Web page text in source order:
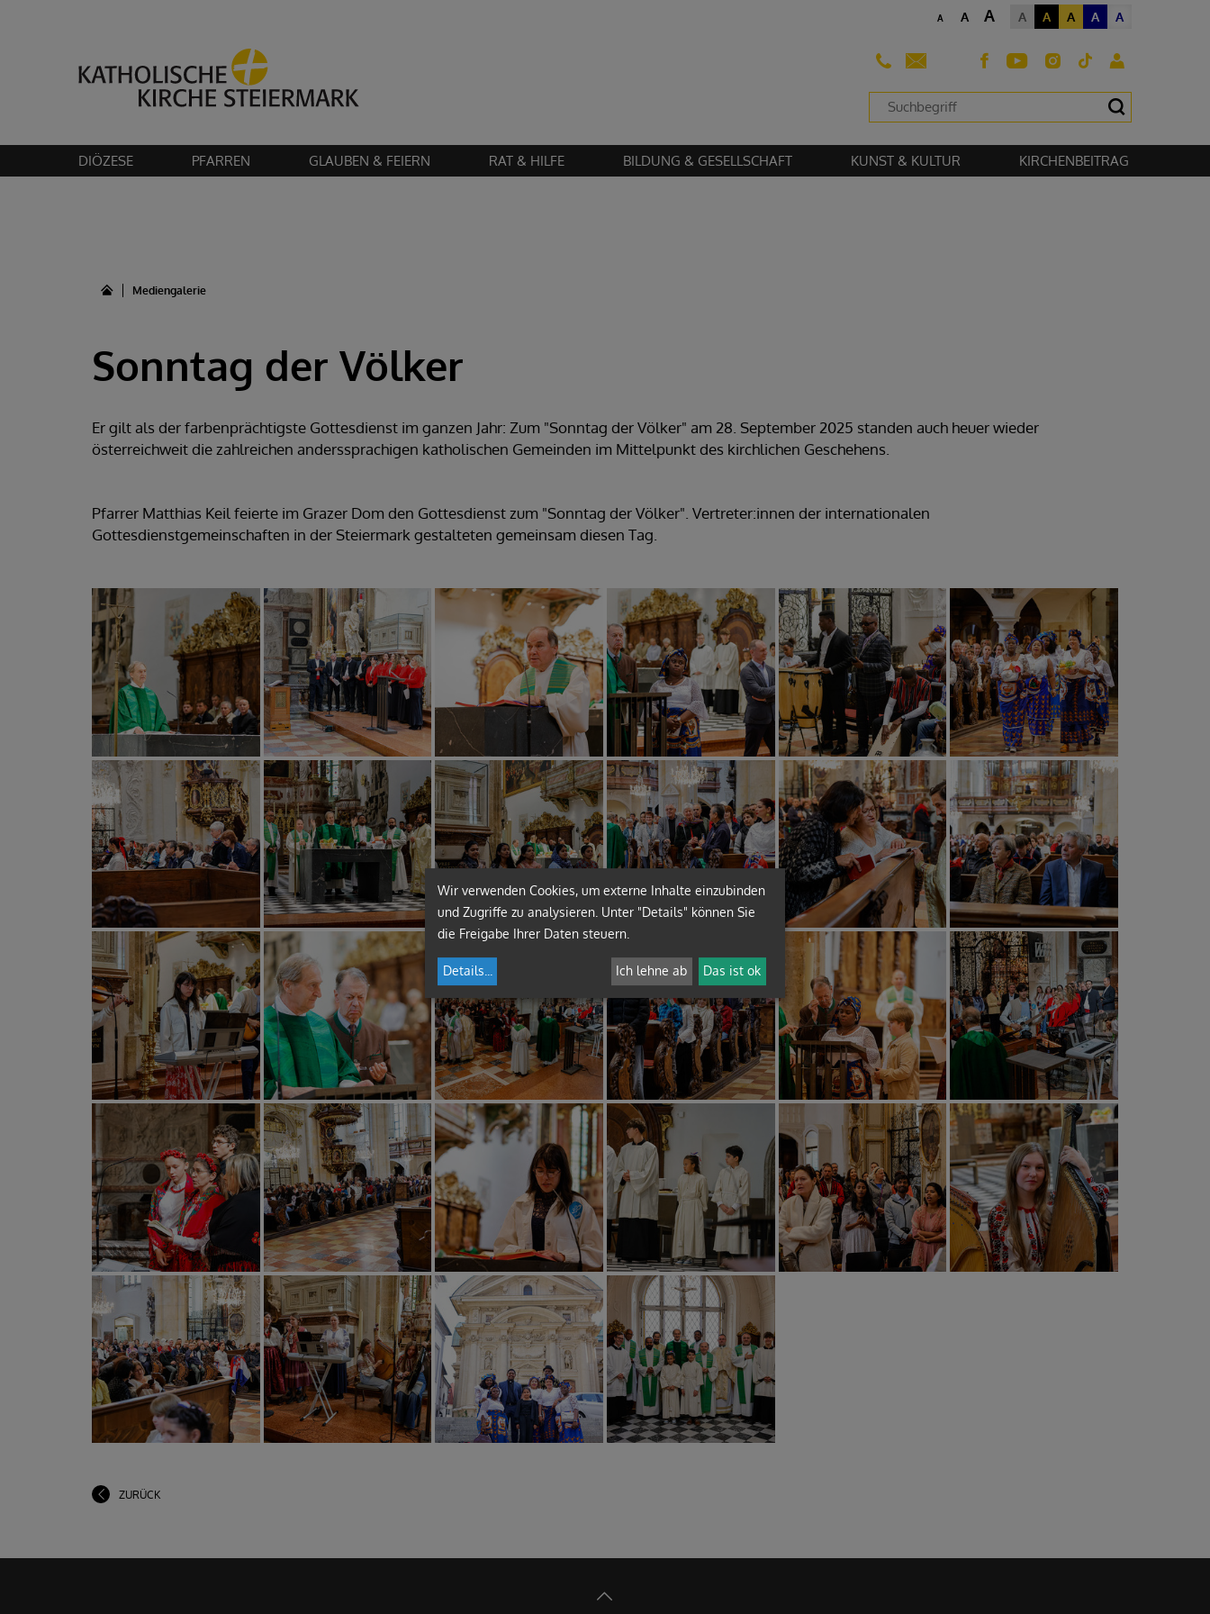
, um diesen Inhalt sehen zu können.
A A A A A A A A
DIÖZESE PFARREN GLAUBEN & FEIERN RAT & HILFE BILDUNG & GESELLSCHAFT KUNST & KULTUR KIRCHENBEITRAG
Mediengalerie
Sonntag der Völker
Er gilt als der farbenprächtigste Gottesdienst im ganzen Jahr: Zum "Sonntag der Völker" am 28. September 2025 standen auch heuer wieder
österreichweit die zahlreichen anderssprachigen katholischen Gemeinden im Mittelpunkt des kirchlichen Geschehens.
Pfarrer Matthias Keil feierte im Grazer Dom den Gottesdienst zum "Sonntag der Völker". Vertreter:innen der internationalen
Gottesdienstgemeinschaften in der Steiermark gestalteten gemeinsam diesen Tag.
ZURÜCK
Wir verwenden Cookies, um externe Inhalte einzubinden
und Zugriffe zu analysieren. Unter "Details" können Sie
die Freigabe Ihrer Daten steuern.
Details Ich lehne ab Das ist ok